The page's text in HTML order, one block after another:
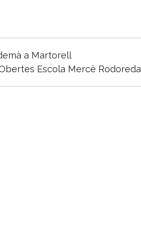
a Martorell
Escola Mercè Rodoreda